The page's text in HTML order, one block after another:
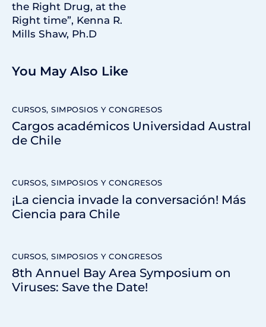
the Right Drug, at the
Right time”, Kenna R.
Mills Shaw, Ph.D
You May Also Like
CURSOS, SIMPOSIOS Y CONGRESOS
Cargos académicos Universidad Austral
de Chile
CURSOS, SIMPOSIOS Y CONGRESOS
¡La ciencia invade la conversación! Más
Ciencia para Chile
CURSOS, SIMPOSIOS Y CONGRESOS
8th Annuel Bay Area Symposium on
Viruses: Save the Date!